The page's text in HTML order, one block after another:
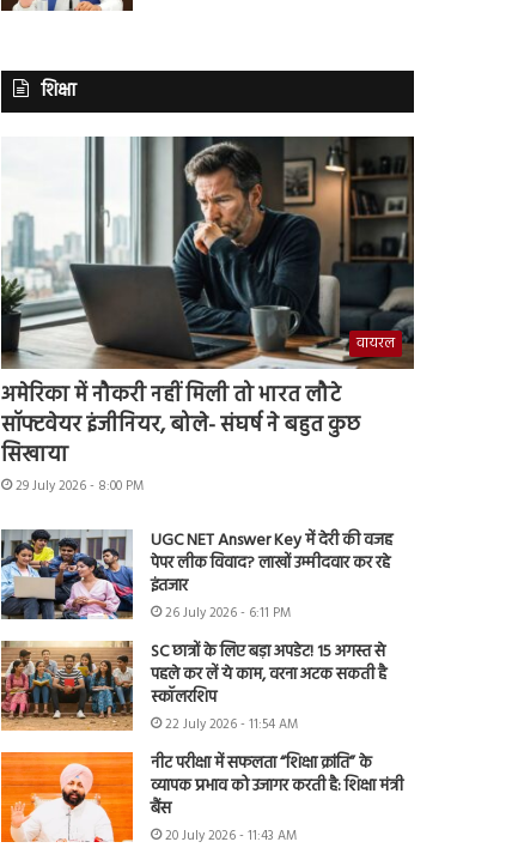
शिक्षा
वायरल
अमेरिका में नौकरी नहीं मिली तो भारत लौटे
सॉफ्टवेयर इंजीनियर, बोले- संघर्ष ने बहुत कुछ
सिखाया
29 July 2026 - 8:00 PM
UGC NET Answer Key में देरी की वजह
पेपर लीक विवाद? लाखों उम्मीदवार कर रहे
इंतजार
26 July 2026 - 6:11 PM
SC छात्रों के लिए बड़ा अपडेट! 15 अगस्त से
पहले कर लें ये काम, वरना अटक सकती है
स्कॉलरशिप
22 July 2026 - 11:54 AM
नीट परीक्षा में सफलता “शिक्षा क्रांति” के
व्यापक प्रभाव को उजागर करती है: शिक्षा मंत्री
बैंस
20 July 2026 - 11:43 AM